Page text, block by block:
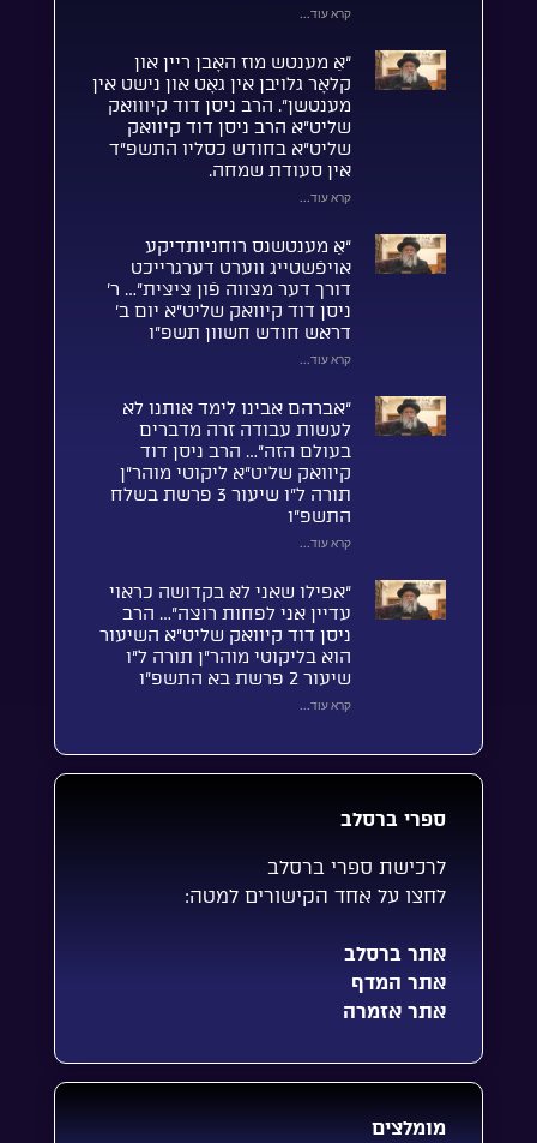
קרא עוד...
“אַ מענטש מוז האָבן ריין און
קלאָר גלויבן אין גאָט און נישט אין
מענטשן”. הרב ניסן דוד קיווואק
שליט”א הרב ניסן דוד קיוואק
שליט”א בחודש כסליו התשפ”ד
אין סעודת שמחה.
קרא עוד...
“אַ מענטשנס רוחניותדיקע
אויפֿשטייג ווערט דערגרייכט
דורך דער מצווה פֿון ציצית”… ר’
ניסן דוד קיוואק שליט”א יום ב’
דראש חודש חשוון תשפ”ו
קרא עוד...
“אברהם אבינו לימד אותנו לא
לעשות עבודה זרה מדברים
בעולם הזה”… הרב ניסן דוד
קיוואק שליט”א ליקוטי מוהר”ן
תורה ל”ו שיעור 3 פרשת בשלח
התשפ”ו
קרא עוד...
“אפילו שאני לא בקדושה כראוי
עדיין אני לפחות רוצה”… הרב
ניסן דוד קיוואק שליט”א השיעור
הוא בליקוטי מוהר”ן תורה ל”ו
שיעור 2 פרשת בא התשפ”ו
קרא עוד...
ספרי ברסלב
לרכישת ספרי ברסלב
לחצו על אחד הקישורים למטה:
אתר ברסלב
אתר המדף
אתר אזמרה
מומלצים